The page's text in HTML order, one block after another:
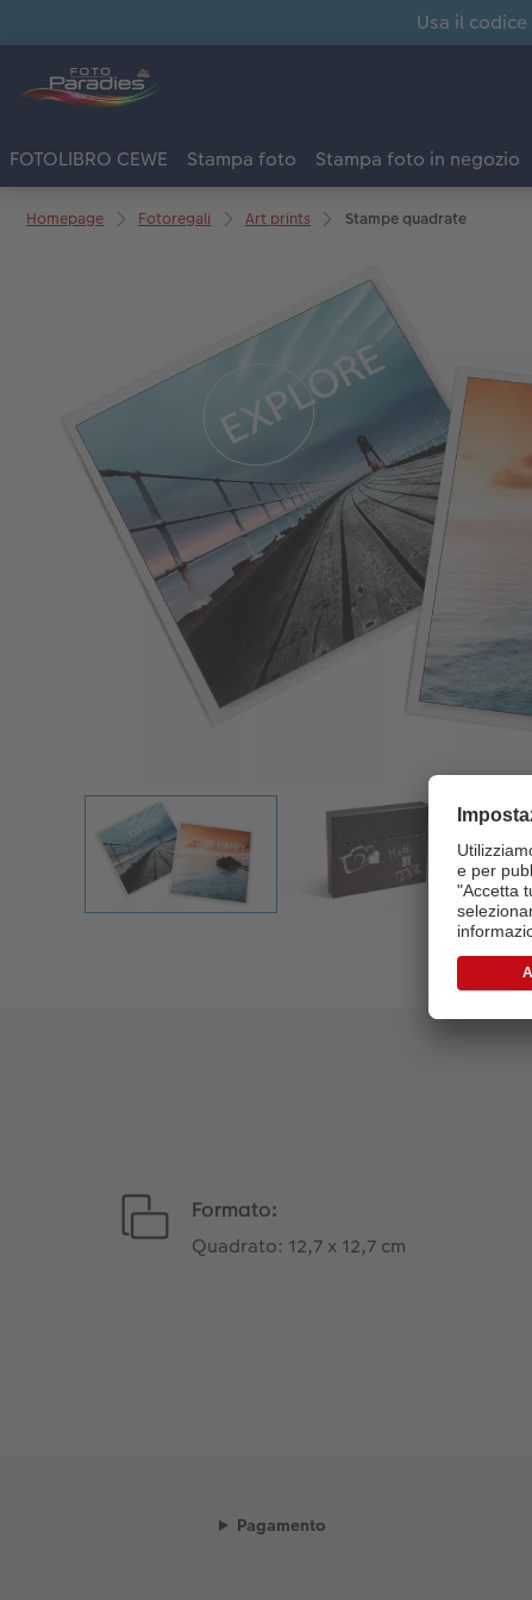
Usa il codice
FOTOLIBRO CEWE Stampa foto Stampa foto in negozio
Homepage Fotoregali Art prints Stampe quadrate
Formato:
Quadrato: 12,7 x 12,7 cm
Pagamento